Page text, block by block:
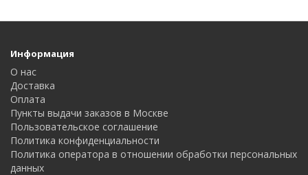
Информация
О нас
Доставка
Оплата
Пункты выдачи заказов в Москве
Пользовательское соглашение
Политика конфиденциальности
Политика оператора в отношении обработки персональных
данных